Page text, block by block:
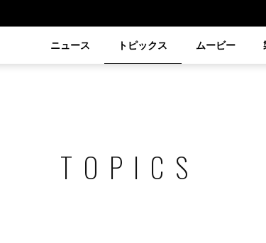
ニュース トピックス ムービー
TOPICS